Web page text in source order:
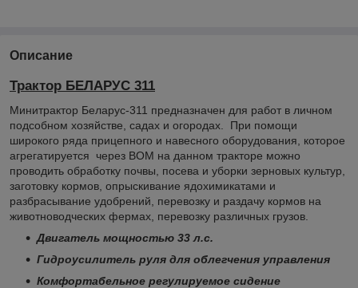
Описание
Трактор БЕЛАРУС 311
Минитрактор Беларус-311 предназначен для работ в личном
подсобном хозяйстве, садах и огородах. При помощи
широкого ряда прицепного и навесного оборудования, которое
агрегатируется через ВОМ на данном тракторе можно
проводить обработку почвы, посева и уборки зерновых культур,
заготовку кормов, опрыскивание ядохимикатами и
разбрасывание удобрений, перевозку и раздачу кормов на
животноводческих фермах, перевозку различных грузов.
Двигатель мощностью 33 л.с.
Гидроусилитель руля для облегчения управления
Комфортабельное регулируемое сидение